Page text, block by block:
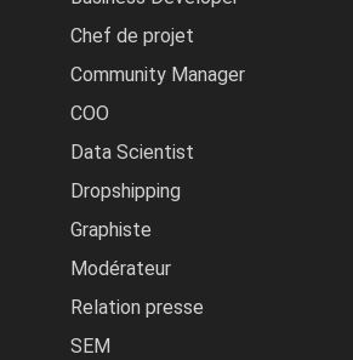
Chef de projet
Community Manager
COO
Data Scientist
Dropshipping
Graphiste
Modérateur
Relation presse
SEM